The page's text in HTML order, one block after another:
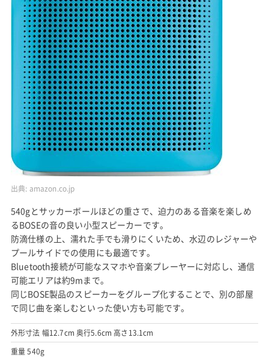
出典: amazon.co.jp
540gとサッカーボールほどの重さで、迫力のある音楽を楽しめ
るBOSEの音の良い小型スピーカーです。
防滴仕様の上、濡れた手でも滑りにくいため、水辺のレジャーや
プールサイドでの使用にも最適です。
Bluetooth接続が可能なスマホや音楽プレーヤーに対応し、通信
可能エリアは約9mまで。
同じBOSE製品のスピーカーをグループ化することで、別の部屋
で同じ曲を楽しむといった使い方も可能です。
外形寸法 幅12.7cm 奥行5.6cm 高さ13.1cm
重量 540g